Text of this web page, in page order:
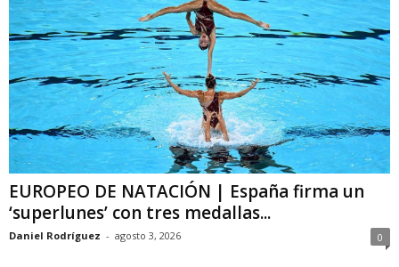
EUROPEO DE NATACIÓN | España firma un
‘superlunes’ con tres medallas...
Daniel Rodríguez - agosto 3, 2026 0